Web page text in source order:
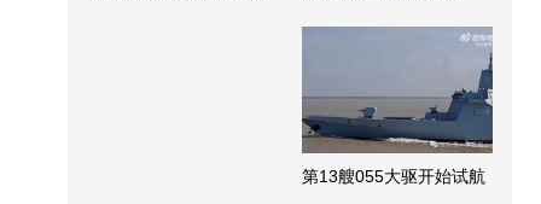
第13艘055大驱开始试航